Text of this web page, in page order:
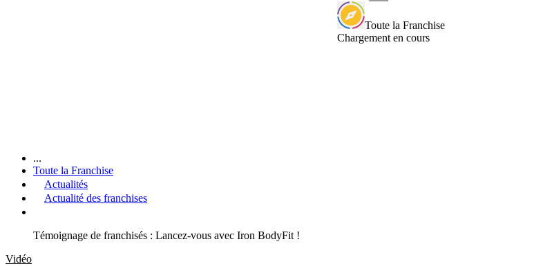
Toute la Franchise
Chargement en cours
...
Toute la Franchise
Actualités
Actualité des franchises
Témoignage de franchisés : Lancez-vous avec Iron BodyFit !
Vidéo